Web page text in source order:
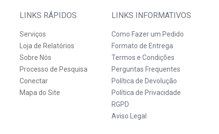
LINKS RÁPIDOS
Serviços
Loja de Relatórios
Sobre Nós
Processo de Pesquisa
Conectar
Mapa do Site
LINKS INFORMATIVOS
Como Fazer um Pedido
Formato de Entrega
Termos e Condições
Perguntas Frequentes
Política de Devolução
Política de Privacidade
RGPD
Aviso Legal